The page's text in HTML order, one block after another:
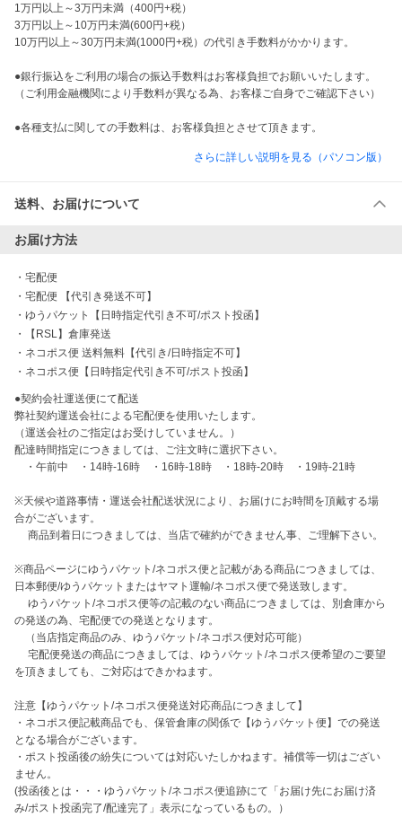
1万円以上～3万円未満（400円+税）
3万円以上～10万円未満(600円+税）
10万円以上～30万円未満(1000円+税）の代引き手数料がかかります。
●銀行振込をご利用の場合の振込手数料はお客様負担でお願いいたします。
（ご利用金融機関により手数料が異なる為、お客様ご自身でご確認下さい）
さらに詳しい説明を見る（パソコン版）
送料、お届けについて
お届け方法
・ 宅配便
・ 宅配便 【代引き発送不可】
・ ゆうパケット【日時指定代引き不可/ポスト投函】
・
【RSL】倉庫発送
・ ネコポス便 送料無料【代引き/日時指定不可】
・ ネコポス便【日時指定代引き不可/ポスト投函】
●契約会社運送便にて配送
弊社契約運送会社による宅配便を使用いたします。
（運送会社のご指定はお受けしていません。）
配達時間指定につきましては、ご注文時に選択下さい。
・午前中　・14時-16時　・16時-18時　・18時-20時　・19時-21時
※天候や道路事情・運送会社配送状況により、お届けにお時間を頂戴する場
合がございます。
商品到着日につきましては、当店で確約ができません事、ご理解下さい。
※商品ページにゆうパケット/ネコポス便と記載がある商品につきましては、
日本郵便/ゆうパケットまたはヤマト運輸/ネコポス便で発送致します。
ゆうパケット/ネコポス便等の記載のない商品につきましては、別倉庫から
の発送の為、宅配便での発送となります。
（当店指定商品のみ、ゆうパケット/ネコポス便対応可能）
宅配便発送の商品につきましては、ゆうパケット/ネコポス便希望のご要望
を頂きましても、ご対応はできかねます。
注意【ゆうパケット/ネコポス便発送対応商品につきまして】
・ネコポス便記載商品でも、保管倉庫の関係で【ゆうパケット便】での発送
となる場合がございます。
・ポスト投函後の紛失については対応いたしかねます。補償等一切はござい
ません。
(投函後とは・・・ゆうパケット/ネコポス便追跡にて「お届け先にお届け済
み/ポスト投函完了/配達完了」表示になっているもの。）